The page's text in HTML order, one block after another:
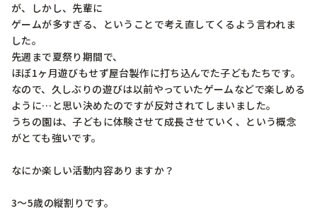
が、しかし、先輩に
ゲームが多すぎる、ということで考え直してくるよう言われま
した。
先週まで夏祭り期間で、
ほぼ1ヶ月遊びもせず屋台製作に打ち込んでた子どもたちです。
なので、久しぶりの遊びは以前やっていたゲームなどで楽しめる
ように…と思い決めたのですが反対されてしまいました。
うちの園は、子どもに体験させて成長させていく、という概念
がとても強いです。
なにか楽しい活動内容ありますか？
3〜5歳の縦割りです。